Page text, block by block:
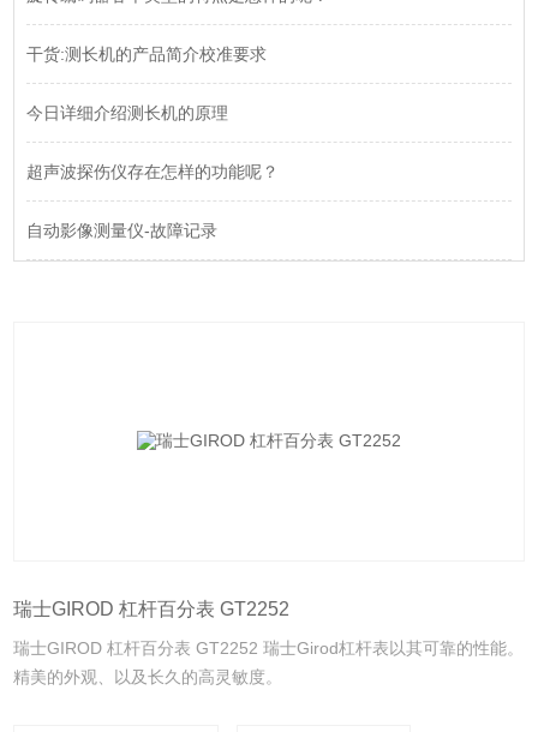
干货:测长机的产品简介校准要求
今日详细介绍测长机的原理
超声波探伤仪存在怎样的功能呢？
自动影像测量仪-故障记录
瑞士GIROD 杠杆百分表 GT2252
瑞士GIROD 杠杆百分表 GT2252 瑞士Girod杠杆表以其可靠的性能。
精美的外观、以及长久的高灵敏度。